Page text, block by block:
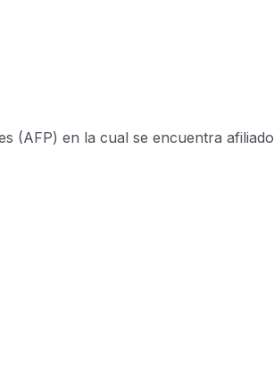
(AFP) en la cual se encuentra afiliado